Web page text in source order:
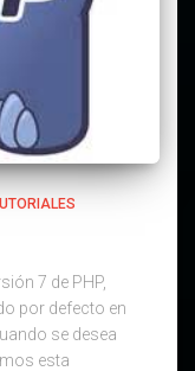
7 de PHP,
por defecto en
se desea
esta